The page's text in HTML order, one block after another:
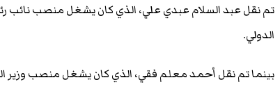
تم نقل عبد السلام عبدي علي، الذي كان يشغل منصب نائب
الدولي.
بينما تم نقل أحمد معلم فقي، الذي كان يشغل منصب وزير